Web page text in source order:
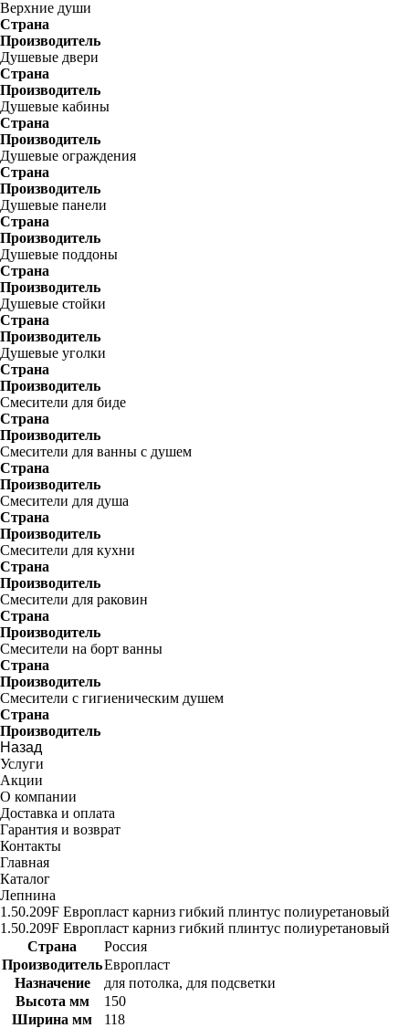
Верхние души
Страна
Производитель
Душевые двери
Страна
Производитель
Душевые кабины
Страна
Производитель
Душевые ограждения
Страна
Производитель
Душевые панели
Страна
Производитель
Душевые поддоны
Страна
Производитель
Душевые стойки
Страна
Производитель
Душевые уголки
Страна
Производитель
Смесители для биде
Страна
Производитель
Смесители для ванны с душем
Страна
Производитель
Смесители для душа
Страна
Производитель
Смесители для кухни
Страна
Производитель
Смесители для раковин
Страна
Производитель
Смесители на борт ванны
Страна
Производитель
Смесители с гигиеническим душем
Страна
Производитель
Назад
Услуги
Акции
О компании
Доставка и оплата
Гарантия и возврат
Контакты
Главная
Каталог
Лепнина
1.50.209F Европласт карниз гибкий плинтус полиуретановый
1.50.209F Европласт карниз гибкий плинтус полиуретановый
Страна
Россия
ПроизводительЕвропласт
Назначение
для потолка, для подсветки
Высота мм
150
Ширина мм
118